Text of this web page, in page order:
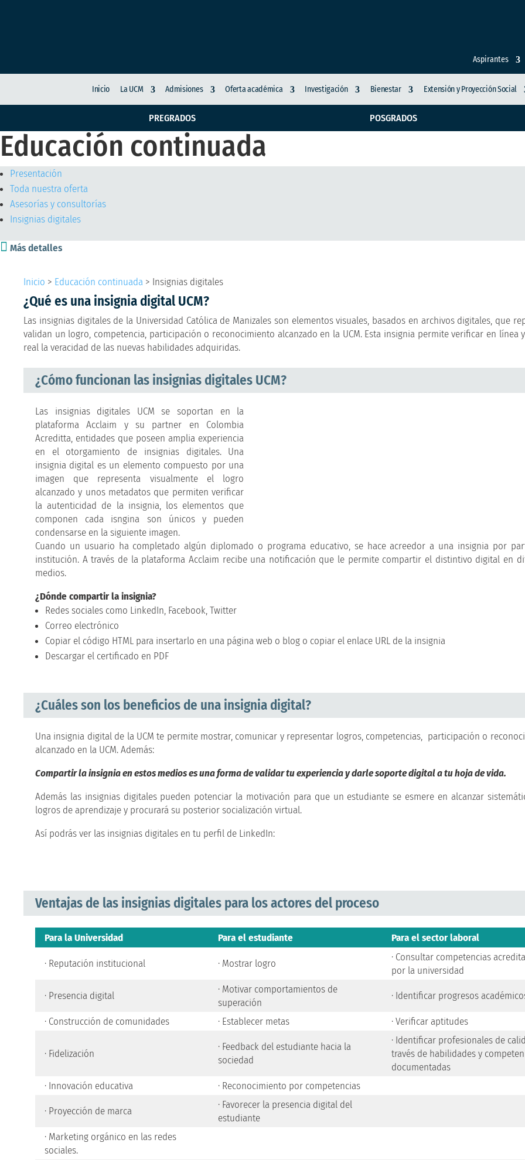
Aspirantes
Inicio La UCM Admisiones Oferta académica Investigación Bienestar Extensión y Proyección Social
PREGRADOS POSGRADOS
Educación continuada
Presentación
Toda nuestra oferta
Asesorías y consultorías
Insignias digitales
 Más detalles
Inicio > Educación continuada > Insignias digitales
¿Qué es una insignia digital UCM?
Las insignias digitales de la Universidad Católica de Manizales son elementos visuales, basados en archivos digitales, que
validan un logro, competencia, participación o reconocimiento alcanzado en la UCM. Esta insignia permite verificar en línea
real la veracidad de las nuevas habilidades adquiridas.
¿Cómo funcionan las insignias digitales UCM?
Las insignias digitales UCM se soportan en la
plataforma Acclaim y su partner en Colombia
Acreditta, entidades que poseen amplia experiencia
en el otorgamiento de insignias digitales. Una
insignia digital es un elemento compuesto por una
imagen que representa visualmente el logro
alcanzado y unos metadatos que permiten verificar
la autenticidad de la insignia, los elementos que
componen cada isngina son únicos y pueden
condensarse en la siguiente imagen.
Cuando un usuario ha completado algún diplomado o programa educativo, se hace acreedor a una insignia por
institución. A través de la plataforma Acclaim recibe una notificación que le permite compartir el distintivo digital en
medios.
¿Dónde compartir la insignia?
Redes sociales como LinkedIn, Facebook, Twitter
Correo electrónico
Copiar el código HTML para insertarlo en una página web o blog o copiar el enlace URL de la insignia
Descargar el certificado en PDF
¿Cuáles son los beneficios de una insignia digital?
Una insignia digital de la UCM te permite mostrar, comunicar y representar logros, competencias, participación o
alcanzado en la UCM. Además:
Compartir la insignia en estos medios es una forma de validar tu experiencia y darle soporte digital a tu hoja de vida.
Además las insignias digitales pueden potenciar la motivación para que un estudiante se esmere en alcanzar
logros de aprendizaje y procurará su posterior socialización virtual.
Así podrás ver las insignias digitales en tu perfil de LinkedIn:
Ventajas de las insignias digitales para los actores del proceso
Para la Universidad Para el estudiante Para el sector laboral
· Reputación institucional · Mostrar logro
· Consultar competencias
por la universidad
· Presencia digital
· Motivar comportamientos de
superación
· Identificar progresos
· Construcción de comunidades · Establecer metas · Verificar aptitudes
· Fidelización
· Feedback del estudiante hacia la
sociedad
· Identificar profesionales de
través de habilidades y
documentadas
· Innovación educativa
· Reconocimiento por competencias
· Proyección de marca
· Favorecer la presencia digital del
estudiante
· Marketing orgánico en las redes
sociales.